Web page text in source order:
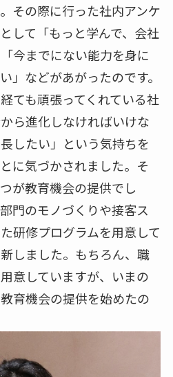
その際に行った社内アンケ
して「もっと学んで、会社
今までにない能力を身に
」などがあがったのです。
ても頑張ってくれている社
ら進化しなければいけな
したい」という気持ちを
に気づかされました。そ
が教育機会の提供でし
門のモノづくりや接客ス
研修プログラムを用意して
しました。もちろん、職
意していますが、いまの
育機会の提供を始めたの